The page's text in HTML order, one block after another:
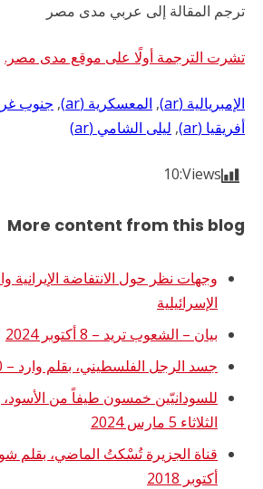
ترجم المقالة إلى عربي مدى مصر
تشرت الترجمة أولًا على موقع مدى مصر.
الإمبريالية (ar) , المعسكرية (ar) , جنوب
أفريقيا (ar)
, ليلى الشامي (ar)
Views:
10
More content from this blog
وجهات نظر حول الانتفاضة الإيرانية
الإسرائيلية
بيان – الشعوب تريد – 8 أكتوبر 2024
جسد الرجل الفلسطيني، بقلم وارد – 20 فبراير 2026
للسودانيّين خمسون طيفاً من الأسود،
الثلاثاء 5 مارس 2024
أكتوبر 2018